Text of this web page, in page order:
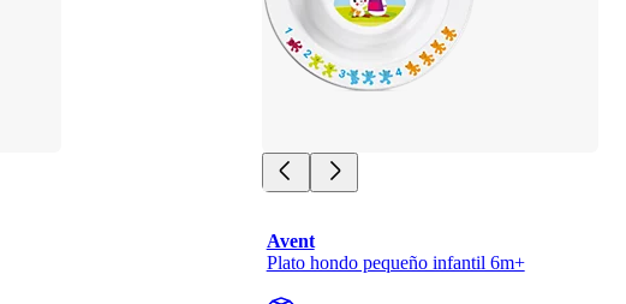
Avent
Plato hondo pequeño infantil 6m+